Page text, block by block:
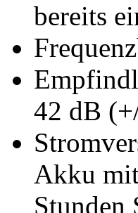
bereits
42 dB
Akku
Stunden